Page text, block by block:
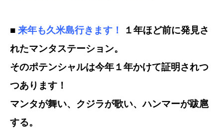
■ 来年も久米島行きます！
１年ほど前に発見さ
れたマンタステーション。
そのポテンシャルは今年１年かけて証明されつ
つあります！
マンタが舞い、クジラが歌い、ハンマーが跋扈
する。